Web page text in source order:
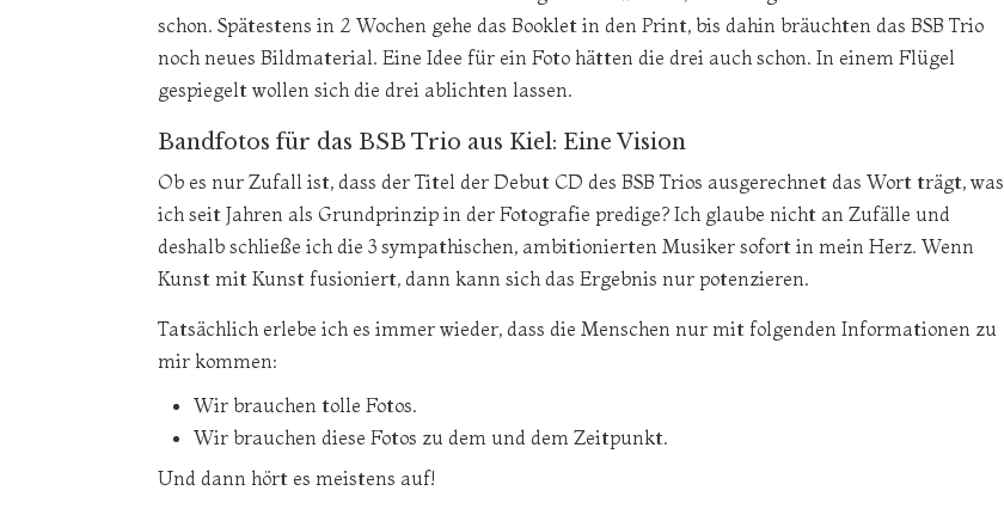
schon. Spätestens in 2 Wochen gehe das Booklet in den Print, bis dahin bräuchten das BSB Trio
noch neues Bildmaterial. Eine Idee für ein Foto hätten die drei auch schon. In einem Flügel
gespiegelt wollen sich die drei ablichten lassen.
Bandfotos für das BSB Trio aus Kiel: Eine Vision
Ob es nur Zufall ist, dass der Titel der Debut CD des BSB Trios ausgerechnet das Wort trägt, was
ich seit Jahren als Grundprinzip in der Fotografie predige? Ich glaube nicht an Zufälle und
deshalb schließe ich die 3 sympathischen, ambitionierten Musiker sofort in mein Herz. Wenn
Kunst mit Kunst fusioniert, dann kann sich das Ergebnis nur potenzieren.
Tatsächlich erlebe ich es immer wieder, dass die Menschen nur mit folgenden Informationen zu
mir kommen:
Wir brauchen tolle Fotos.
Wir brauchen diese Fotos zu dem und dem Zeitpunkt.
Und dann hört es meistens auf!